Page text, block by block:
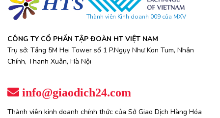
Thành viên Kinh doanh 009 của MXV
CÔNG TY CỔ PHẦN TẬP ĐOÀN HT VIỆT NAM
Trụ sở: Tầng 5M Hei Tower số 1 P.Ngụy Như Kon Tum, Nhân
Chính, Thanh Xuân, Hà Nội
info@giaodich24.com
Thành viên kinh doanh chính thức của Sở Giao Dịch Hàng Hóa